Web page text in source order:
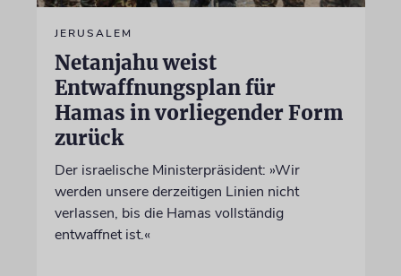
JERUSALEM
Netanjahu weist
Entwaffnungsplan für
Hamas in vorliegender Form
zurück
Der israelische Ministerpräsident: »Wir
werden unsere derzeitigen Linien nicht
verlassen, bis die Hamas vollständig
entwaffnet ist.«